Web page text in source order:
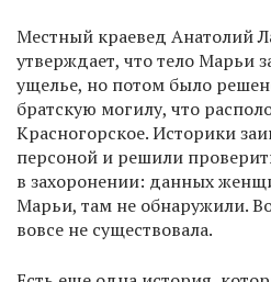
Местный краевед Анатолий
утверждает, что тело Марьи
ущелье, но потом было
братскую могилу, что
Красногорское. Историки
персоной и решили
в захоронении: данных
Марьи, там не обнаружили.
вовсе не существовала.